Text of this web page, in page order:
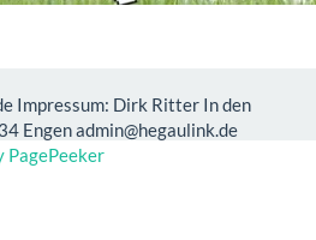
Impressum: Dirk Ritter In den
Engen admin@hegaulink.de
PagePeeker